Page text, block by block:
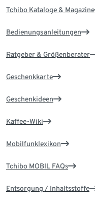
Tchibo Kataloge & Magazine
Bedienungsanleitungen
Ratgeber & Größenberater
Geschenkkarte
Geschenkideen
Kaffee-Wiki
Mobilfunklexikon
Tchibo MOBIL FAQs
Entsorgung / Inhaltsstoffe